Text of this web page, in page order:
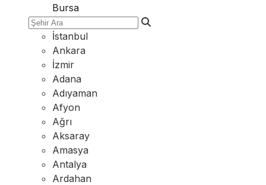
Bursa
İstanbul
Ankara
İzmir
Adana
Adıyaman
Afyon
Ağrı
Aksaray
Amasya
Antalya
Ardahan